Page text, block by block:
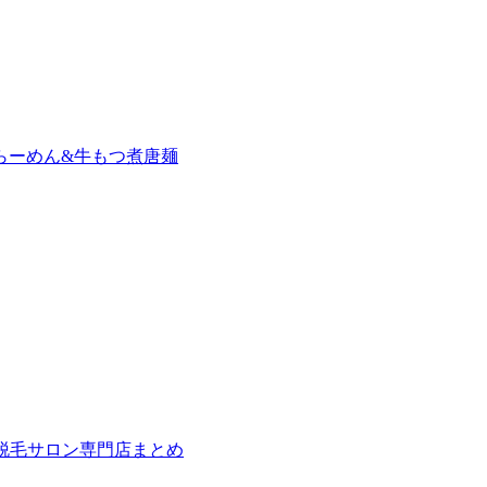
ーめん&牛もつ煮唐麺
毛サロン専門店まとめ